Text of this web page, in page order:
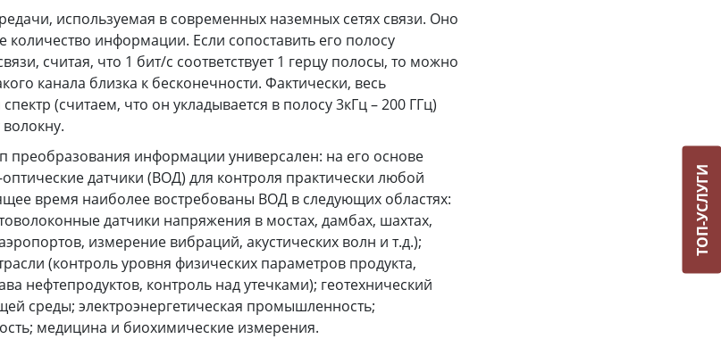
используемая в современных наземных сетях связи. Оно
количество информации. Если сопоставить его полосу
считая, что 1 бит/с соответствует 1 герцу полосы, то можно
канала близка к бесконечности. Фактически, весь
(считаем, что он укладывается в полосу 3кГц – 200 ГГц)
преобразования информации универсален: на его основе
датчики (ВОД) для контроля практически любой
время наиболее востребованы ВОД в следующих областях:
датчики напряжения в мостах, дамбах, шахтах,
измерение вибраций, акустических волн и т.д.);
(контроль уровня физических параметров продукта,
нефтепродуктов, контроль над утечками); геотехнический
среды; электроэнергетическая промышленность;
медицина и биохимические измерения.
ТОП-УСЛУГИ